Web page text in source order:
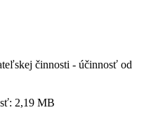
činnosti - účinnosť od
2,19 MB